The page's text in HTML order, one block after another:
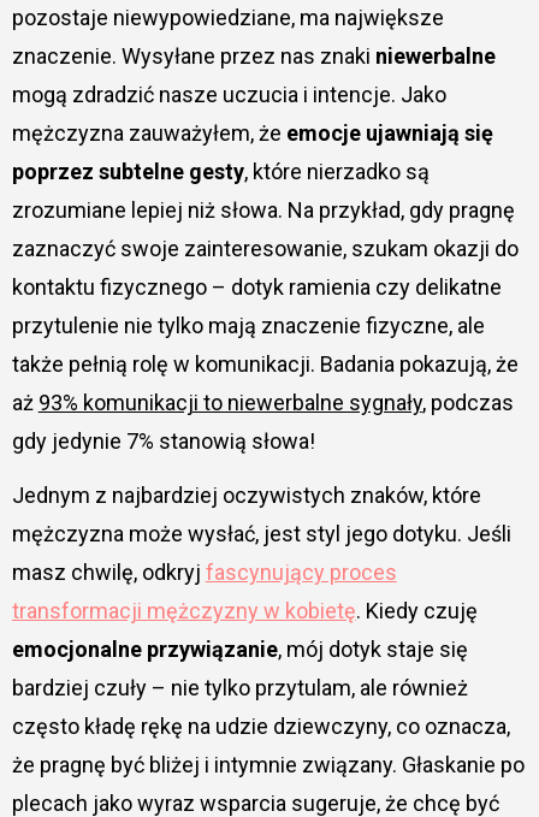
pozostaje niewypowiedziane, ma największe
znaczenie. Wysyłane przez nas znaki niewerbalne
mogą zdradzić nasze uczucia i intencje. Jako
mężczyzna zauważyłem, że emocje ujawniają się
poprzez subtelne gesty, które nierzadko są
zrozumiane lepiej niż słowa. Na przykład, gdy pragnę
zaznaczyć swoje zainteresowanie, szukam okazji do
kontaktu fizycznego – dotyk ramienia czy delikatne
przytulenie nie tylko mają znaczenie fizyczne, ale
także pełnią rolę w komunikacji. Badania pokazują, że
aż 93% komunikacji to niewerbalne sygnały, podczas
gdy jedynie 7% stanowią słowa!
Jednym z najbardziej oczywistych znaków, które
mężczyzna może wysłać, jest styl jego dotyku. Jeśli
masz chwilę, odkryj fascynujący proces
transformacji mężczyzny w kobietę. Kiedy czuję
emocjonalne przywiązanie, mój dotyk staje się
bardziej czuły – nie tylko przytulam, ale również
często kładę rękę na udzie dziewczyny, co oznacza,
że pragnę być bliżej i intymnie związany. Głaskanie po
plecach jako wyraz wsparcia sugeruje, że chcę być